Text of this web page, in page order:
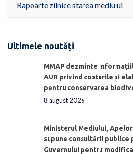
Rapoarte zilnice starea mediului
Ultimele noutăți
MMAP dezminte
AUR privind costurile și
pentru conservarea
8 august 2026
Ministerul Mediului,
supune consultării publice
Guvernului pentru